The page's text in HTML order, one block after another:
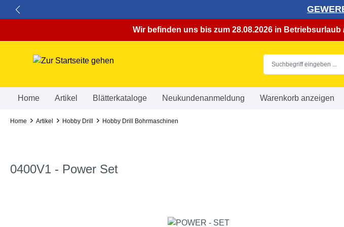
Wir befinden uns bis zum 28.08.2026 in
Home Artikel Blätterkataloge Neukundenanmeldung Warenkorb anzeigen
Home Artikel Hobby Drill Hobby Drill Bohrmaschinen
0400V1 - Power Set